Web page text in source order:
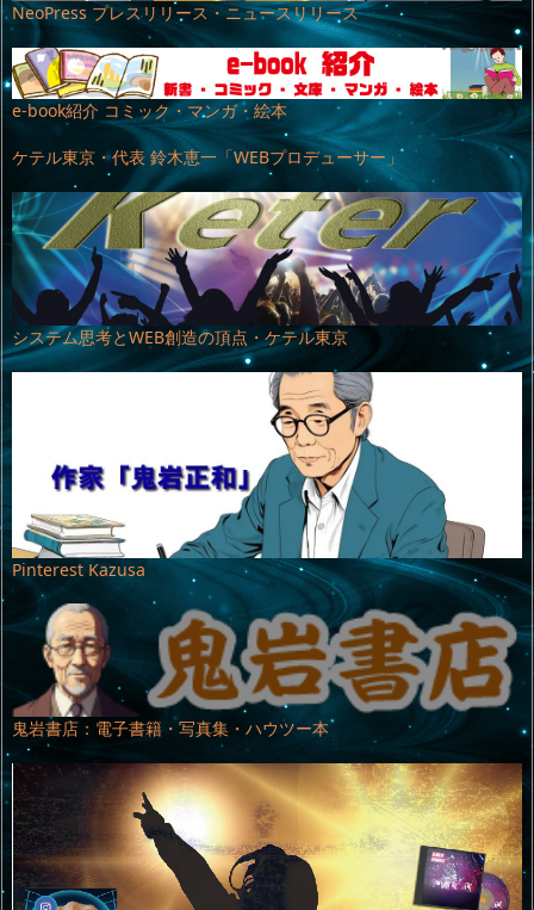
NeoPress プレスリリース・ニュースリリース
e-book紹介 コミック・マンガ・絵本
ケテル東京・代表 鈴木恵一「WEBプロデューサー」
システム思考とWEB創造の頂点・ケテル東京
Pinterest Kazusa
鬼岩書店：電子書籍・写真集・ハウツー本